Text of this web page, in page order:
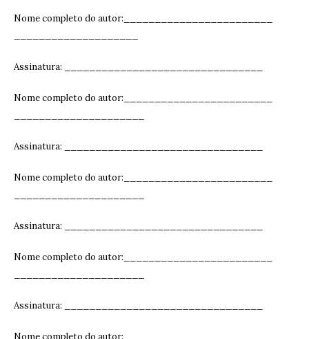
Nome completo do autor:________________________
Assinatura: ______________________________
Nome completo do autor:________________________
Assinatura: ______________________________
Nome completo do autor:________________________
Assinatura: ______________________________
Nome completo do autor:________________________
Assinatura: ______________________________
Nome completo do autor:________________________